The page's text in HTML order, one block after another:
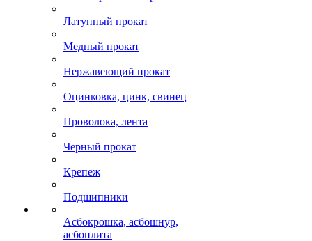
Латунный прокат
Медный прокат
Нержавеющий прокат
Оцинковка, цинк, свинец
Проволока, лента
Черный прокат
Крепеж
Подшипники
Асбокрошка, асбошнур,
асбоплита